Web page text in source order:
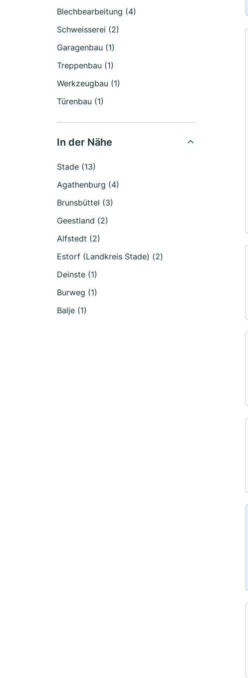
Blechbearbeitung (4)
Schweisserei (2)
Garagenbau (1)
Treppenbau (1)
Werkzeugbau (1)
Türenbau (1)
In der Nähe
Stade (13)
Agathenburg (4)
Brunsbüttel (3)
Geestland (2)
Alfstedt (2)
Estorf (Landkreis Stade) (2)
Deinste (1)
Burweg (1)
Balje (1)